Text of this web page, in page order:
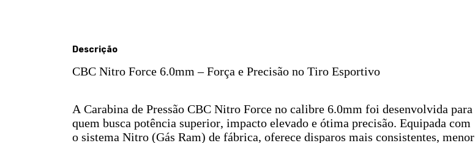
Descrição
CBC Nitro Force 6.0mm – Força e Precisão no Tiro Esportivo
A Carabina de Pressão CBC Nitro Force no calibre 6.0mm foi desenvolvida para
quem busca potência superior, impacto elevado e ótima precisão. Equipada com
o sistema Nitro (Gás Ram) de fábrica, oferece disparos mais consistentes, menor